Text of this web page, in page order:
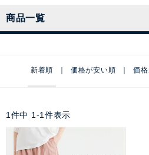
商品一覧
新着順 価格が安い順 価
1 件中 1 -1 件表示